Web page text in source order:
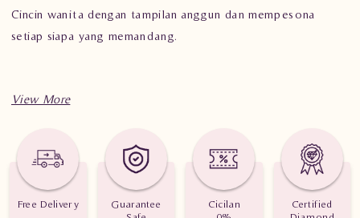
Cincin wanita dengan tampilan anggun dan mempesona
setiap siapa yang memandang.
Spesifikasi penting untuk perhiasan Cincin Berlian Wanita
Berat: 4.360 gram
Jumlah berlian: 95 buah
Free Delivery
Guarantee
Cicilan
Certified